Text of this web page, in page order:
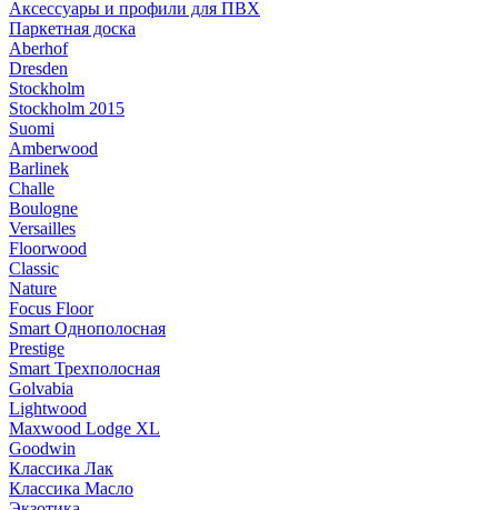
Аксессуары и профили для ПВХ
Паркетная доска
Aberhof
Dresden
Stockholm
Stockholm 2015
Suomi
Amberwood
Barlinek
Challe
Boulogne
Versailles
Floorwood
Classic
Nature
Focus Floor
Smart Однополосная
Prestige
Smart Трехполосная
Golvabia
Lightwood
Maxwood Lodge XL
Goodwin
Классика Лак
Классика Масло